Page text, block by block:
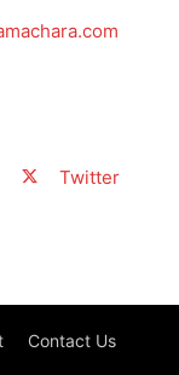
Twitter
Contact Us